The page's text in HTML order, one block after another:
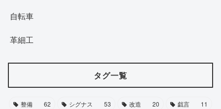
自転車
革細工
タグ一覧
整備 62 シグナス 53 改造 20 戯言
11